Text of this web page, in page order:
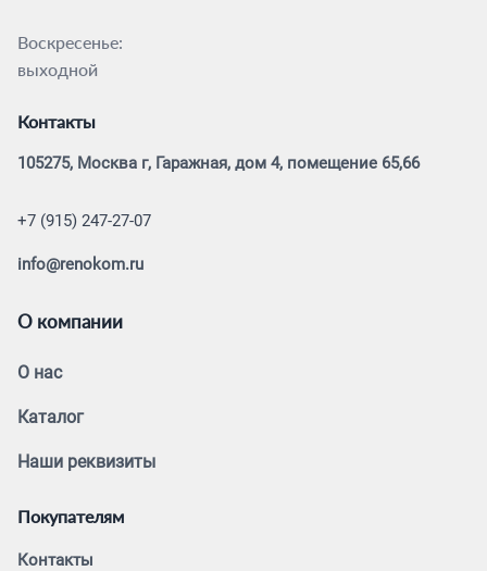
Воскресенье:
выходной
Контакты
105275, Москва г, Гаражная, дом 4, помещение 65,66
+7 (915) 247-27-07
info@renokom.ru
О компании
О нас
Каталог
Наши реквизиты
Покупателям
Контакты